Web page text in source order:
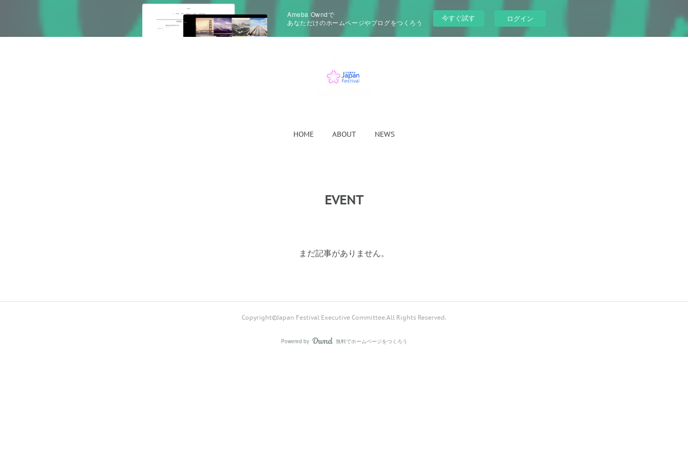
Ameba Owndで
あなただけのホームページやブログをつくろう
今すぐ試す ログイン
HOME ABOUT NEWS
EVENT
まだ記事がありません。
Copyright©Japan Festival Executive Committee.All Rights Reserved.
Powered by AmebaOwnd
無料でホームページをつくろう